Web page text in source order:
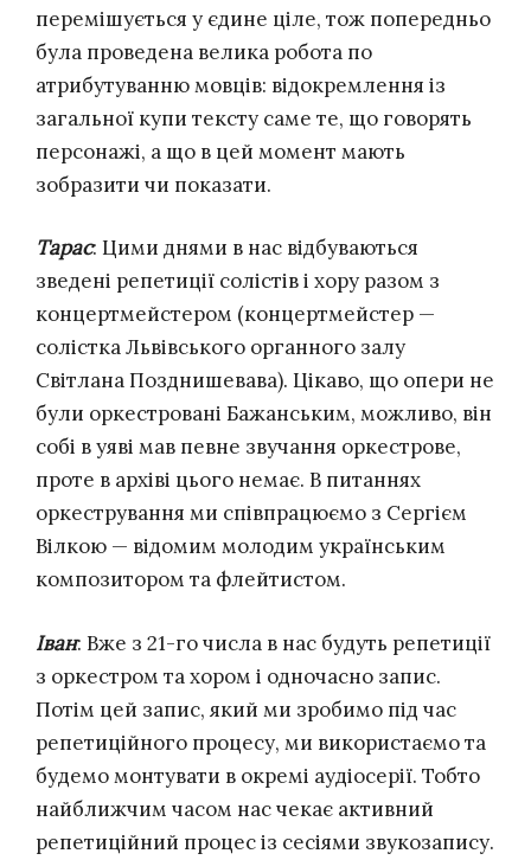
перемішується у єдине ціле, тож попередньо
була проведена велика робота по
атрибутуванню мовців: відокремлення із
загальної купи тексту саме те, що говорять
персонажі, а що в цей момент мають
зобразити чи показати.
Тарас: Цими днями в нас відбуваються
зведені репетиції солістів і хору разом з
концертмейстером (концертмейстер —
солістка Львівського органного залу
Світлана Позднишевава). Цікаво, що опери не
були оркестровані Бажанським, можливо, він
собі в уяві мав певне звучання оркестрове,
проте в архіві цього немає. В питаннях
оркестрування ми співпрацюємо з Сергієм
Вілкою — відомим молодим українським
композитором та флейтистом.
Іван: Вже з 21-го числа в нас будуть репетиції
з оркестром та хором і одночасно запис.
Потім цей запис, який ми зробимо під час
репетиційного процесу, ми використаємо та
будемо монтувати в окремі аудіосерії. Тобто
найближчим часом нас чекає активний
репетиційний процес із сесіями звукозапису.